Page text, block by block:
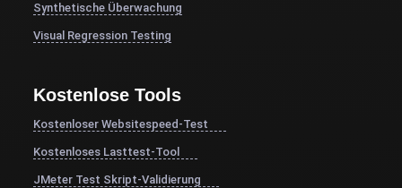
Synthetische Überwachung
Visual Regression Testing
Kostenlose Tools
Kostenloser Websitespeed-Test
Kostenloses Lasttest-Tool
JMeter Test Skript-Validierung